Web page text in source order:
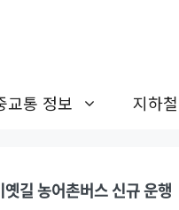
교통 정보 지하
길 농어촌버스 신규 운행